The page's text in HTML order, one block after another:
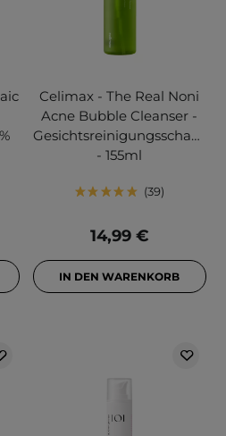
Celimax - The Real Noni
Acne Bubble Cleanser -
Gesichtsreinigungsschaum
- 155ml
39
14,99 €
IN DEN WARENKORB